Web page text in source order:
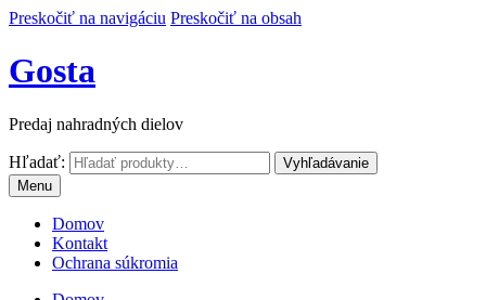
Preskočiť na navigáciu Preskočiť na obsah
Gosta
Predaj nahradných dielov
Hľadať:
Vyhľadávanie
Menu
Domov
Kontakt
Ochrana súkromia